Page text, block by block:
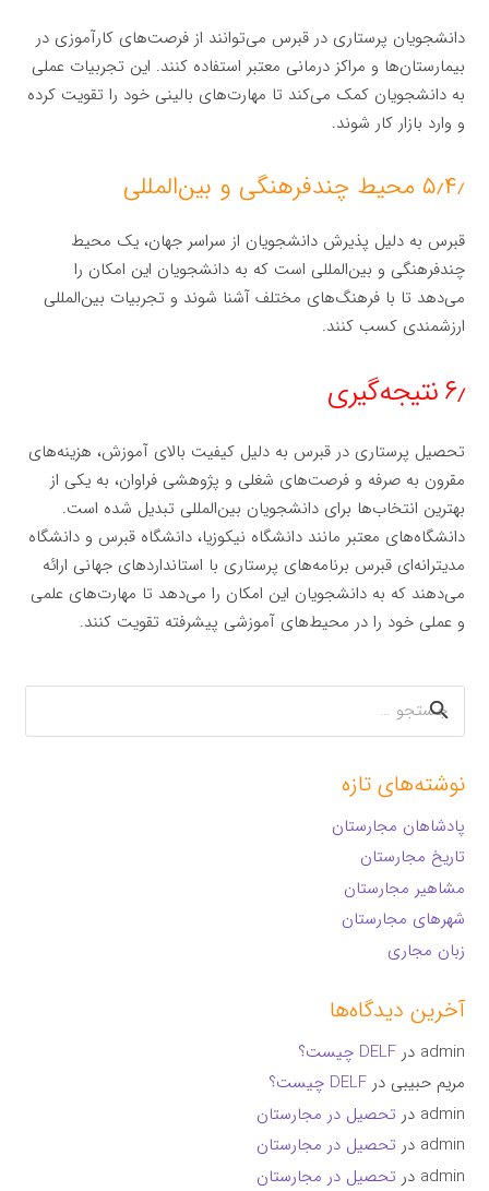
دانشجویان پرستاری در قبرس می‌توانند از فرصت‌های کارآموزی در
بیمارستان‌ها و مراکز درمانی معتبر استفاده کنند. این تجربیات عملی
به دانشجویان کمک می‌کند تا مهارت‌های بالینی خود را تقویت کرده
و وارد بازار کار شوند.
۵٫۴٫ محیط چندفرهنگی و بین‌المللی
قبرس به دلیل پذیرش دانشجویان از سراسر جهان، یک محیط
چندفرهنگی و بین‌المللی است که به دانشجویان این امکان را
می‌دهد تا با فرهنگ‌های مختلف آشنا شوند و تجربیات بین‌المللی
ارزشمندی کسب کنند.
۶٫ نتیجه‌گیری
تحصیل پرستاری در قبرس به دلیل کیفیت بالای آموزش، هزینه‌های
مقرون به صرفه و فرصت‌های شغلی و پژوهشی فراوان، به یکی از
بهترین انتخاب‌ها برای دانشجویان بین‌المللی تبدیل شده است.
دانشگاه‌های معتبر مانند دانشگاه نیکوزیا، دانشگاه قبرس و دانشگاه
مدیترانه‌ای قبرس برنامه‌های پرستاری با استانداردهای جهانی ارائه
می‌دهند که به دانشجویان این امکان را می‌دهد تا مهارت‌های علمی
و عملی خود را در محیط‌های آموزشی پیشرفته تقویت کنند.
جستجو
برای:
نوشته‌های تازه
پادشاهان مجارستان
تاریخ مجارستان
مشاهیر مجارستان
شهرهای مجارستان
زبان مجاری
آخرین دیدگاه‌ها
admin درDELF چیست؟
مریم حبیبی درDELF چیست؟
admin در تحصیل در مجارستان
admin در تحصیل در مجارستان
admin در تحصیل در مجارستان